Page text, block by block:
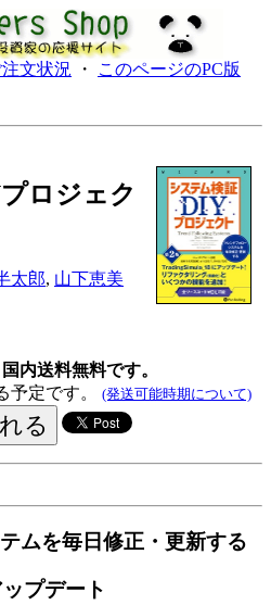
注文状況 ・ このページのPC版
ロジェク
太郎, 山下恵美
国内送料無料です。
予定です。 (発送可能時期について)
ムを毎日修正・更新する
プデート